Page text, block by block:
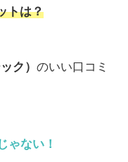
トは？
ク） のいい口コミ
ゃない！